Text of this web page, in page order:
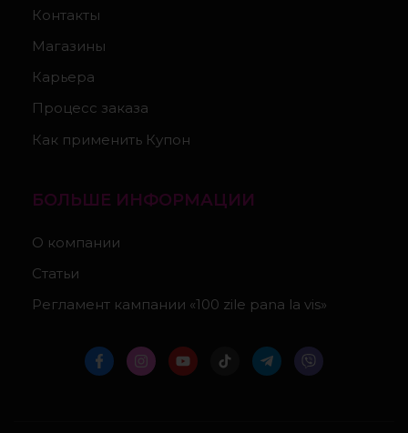
Контакты
Магазины
Карьера
Процесс заказа
Как применить Купон
БОЛЬШЕ ИНФОРМАЦИИ
О компании
Статьи
Регламент кампании «100 zile pana la vis»